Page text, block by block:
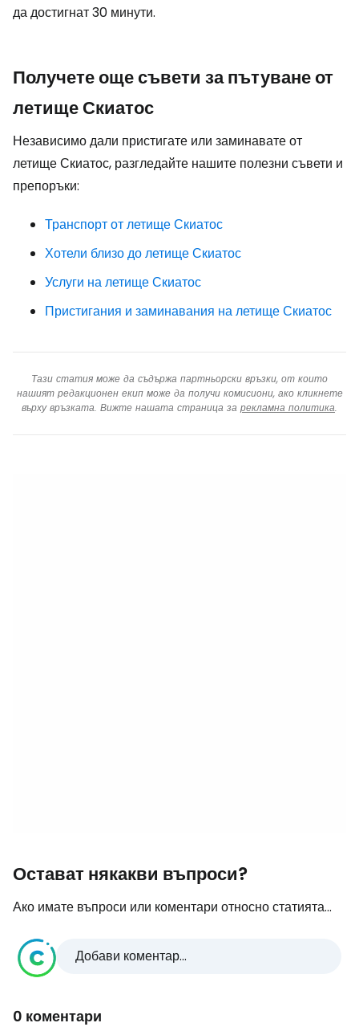
да достигнат 30 минути.
Получете още съвети за пътуване от
летище Скиатос
Независимо дали пристигате или заминавате от
летище Скиатос, разгледайте нашите полезни съвети и
препоръки:
Транспорт от летище Скиатос
Хотели близо до летище Скиатос
Услуги на летище Скиатос
Пристигания и заминавания на летище Скиатос
Тази статия може да съдържа партньорски връзки, от които
нашият редакционен екип може да получи комисиони, ако кликнете
върху връзката. Вижте нашата страница за рекламна политика.
Остават някакви въпроси?
Ако имате въпроси или коментари относно статията...
Добави коментар...
0 коментари